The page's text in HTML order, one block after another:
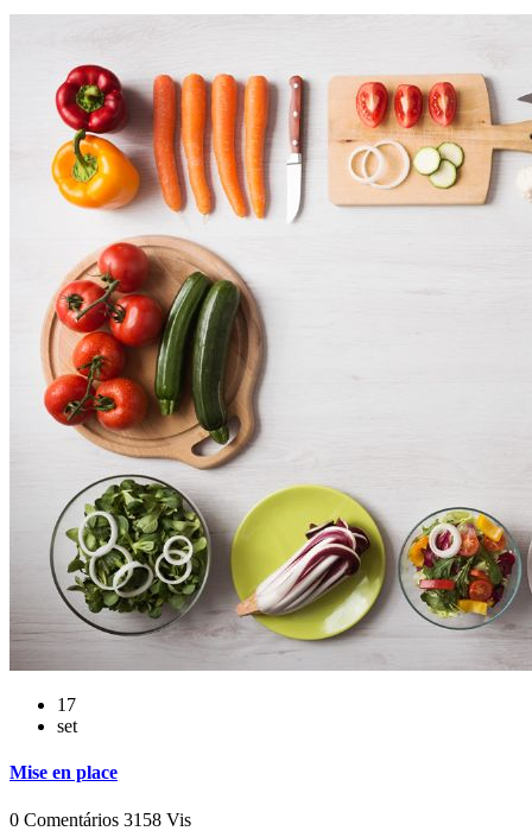
17
set
Mise en place
0 Comentários 3158 Vis